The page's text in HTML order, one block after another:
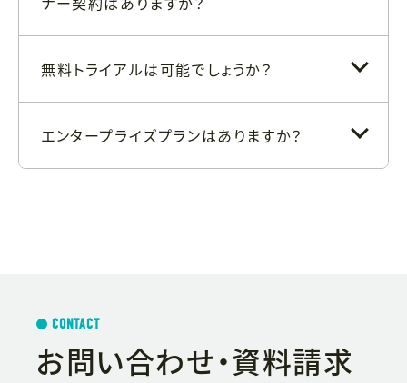
無料トライアルは可能でしょうか？
エンタープライズプランはありますか？
CONTACT
お問い合わせ・資料請求